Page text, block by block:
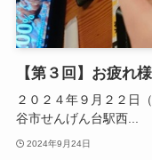
【第３回】お疲れ
２０２４年９月２２日
谷市せんげん台駅西...
2024年9月24日